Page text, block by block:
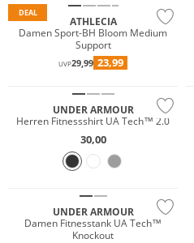
DEAL
ATHLECIA
Damen Sport-BH Bloom Medium
Support
UVP29,99 23,99
UNDER ARMOUR
Herren Fitnessshirt UA Tech™ 2.0
30,00
UNDER ARMOUR
Damen Fitnesstank UA Tech™
Knockout